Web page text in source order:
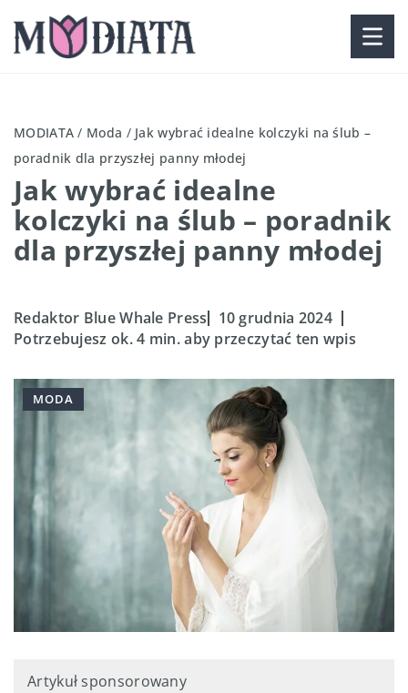
MODIATA / Moda / Jak wybrać idealne kolczyki na ślub –
poradnik dla przyszłej panny młodej
Jak wybrać idealne
kolczyki na ślub – poradnik
dla przyszłej panny młodej
Redaktor Blue Whale Press
10 grudnia 2024
Potrzebujesz ok. 4 min. aby przeczytać ten wpis
MODA
Artykuł sponsorowany